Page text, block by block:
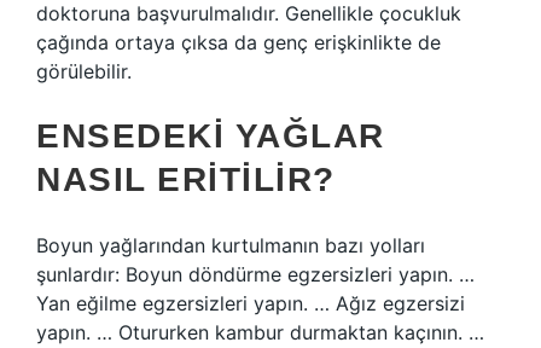
doktoruna başvurulmalıdır. Genellikle çocukluk
çağında ortaya çıksa da genç erişkinlikte de
görülebilir.
ENSEDEKI YAĞLAR
NASIL ERITILIR?
Boyun yağlarından kurtulmanın bazı yolları
şunlardır: Boyun döndürme egzersizleri yapın. …
Yan eğilme egzersizleri yapın. … Ağız egzersizi
yapın. … Otururken kambur durmaktan kaçının. …